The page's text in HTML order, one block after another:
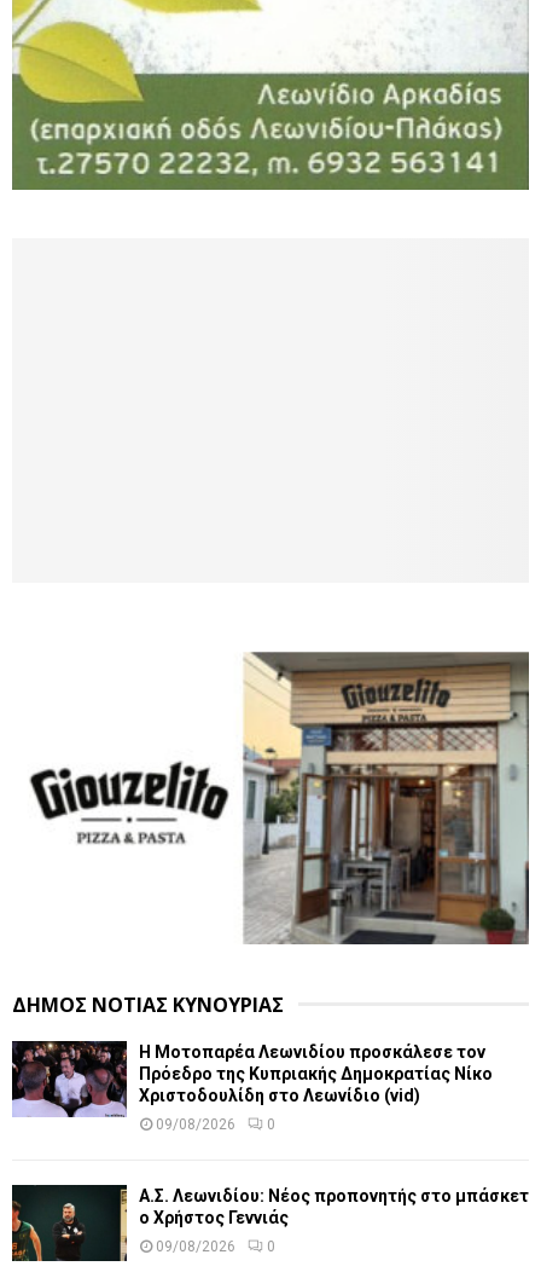
ΔΗΜΟΣ ΝΟΤΙΑΣ ΚΥΝΟΥΡΙΑΣ
Η Μοτοπαρέα Λεωνιδίου προσκάλεσε τον
Πρόεδρο της Κυπριακής Δημοκρατίας Νίκο
Χριστοδουλίδη στο Λεωνίδιο (vid)
09/08/2026 0
Α.Σ. Λεωνιδίου: Νέος προπονητής στο μπάσκετ
ο Χρήστος Γεννιάς
09/08/2026 0